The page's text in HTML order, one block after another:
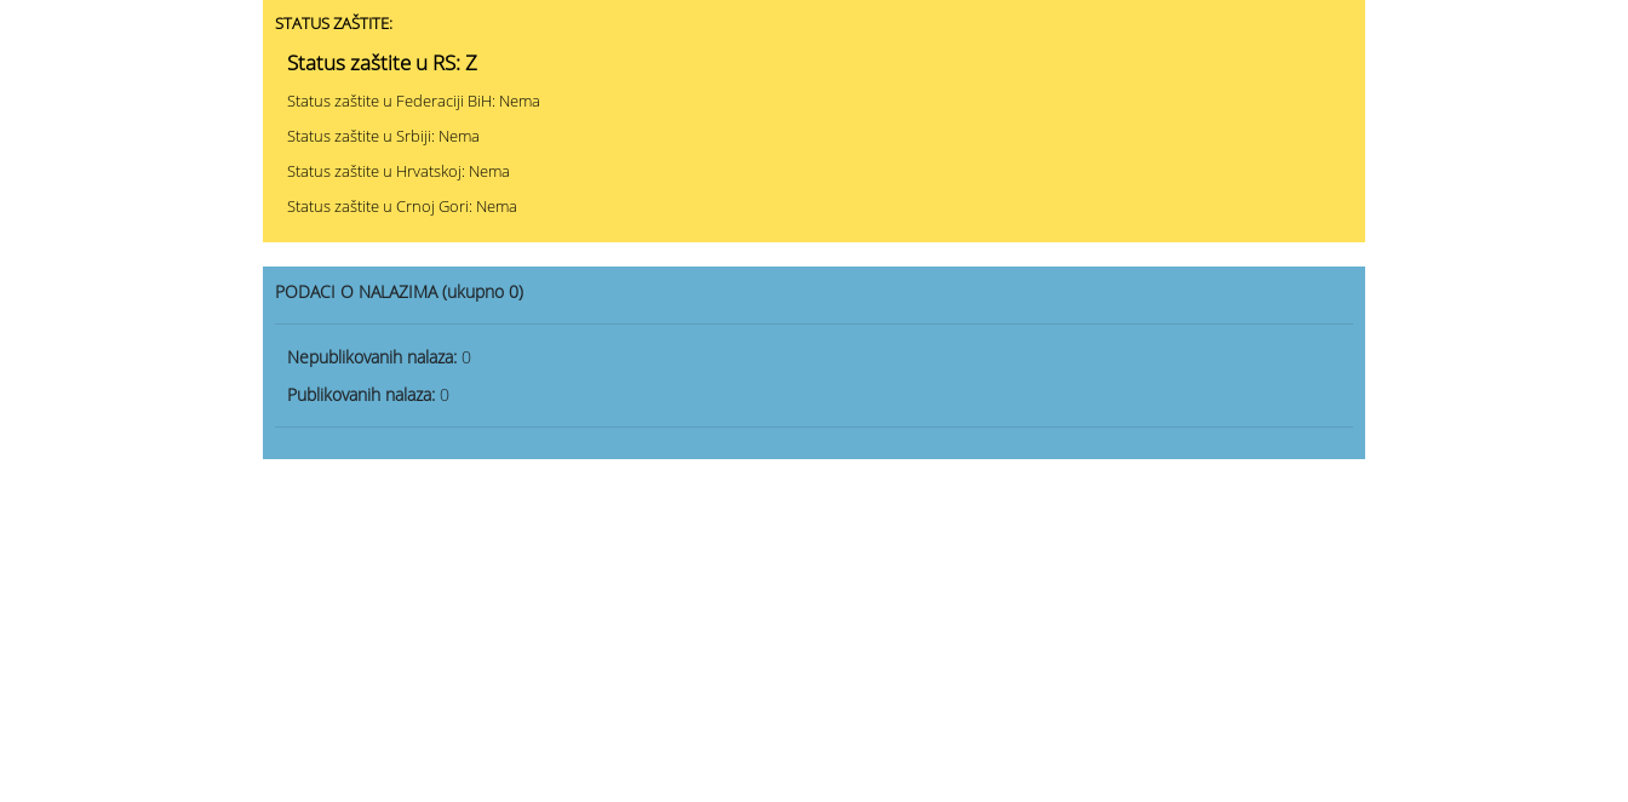
STATUS ZAŠTITE:
Status zaštite u RS: Z
Status zaštite u Federaciji BiH: Nema
Status zaštite u Srbiji: Nema
Status zaštite u Hrvatskoj: Nema
Status zaštite u Crnoj Gori: Nema
PODACI O NALAZIMA (ukupno 0)
Nepublikovanih nalaza: 0
Publikovanih nalaza: 0